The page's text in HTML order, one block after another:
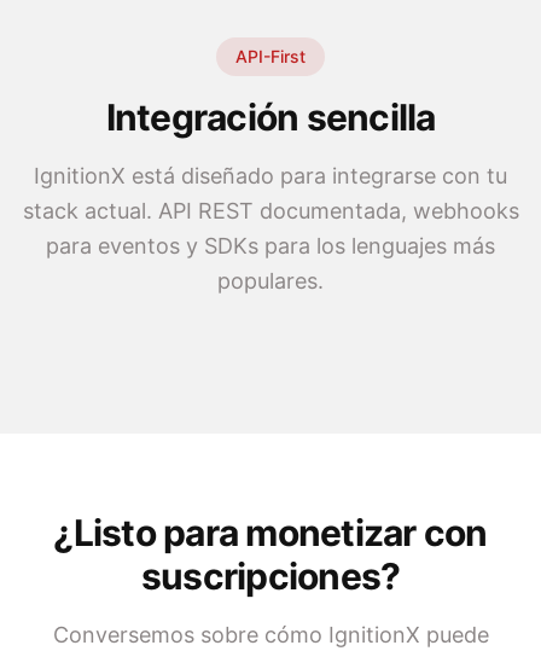
API-First
Integración sencilla
IgnitionX está diseñado para integrarse con tu
stack actual. API REST documentada, webhooks
para eventos y SDKs para los lenguajes más
populares.
¿Listo para monetizar con
suscripciones?
Conversemos sobre cómo IgnitionX puede